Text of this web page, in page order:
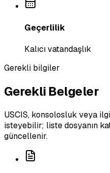
Geçerlilik
Kalıcı vatandaşlık
Gerekli bilgiler
Gerekli Belgeler
USCIS, konsolosluk veya
isteyebilir; liste dosyanın
güncellenir.